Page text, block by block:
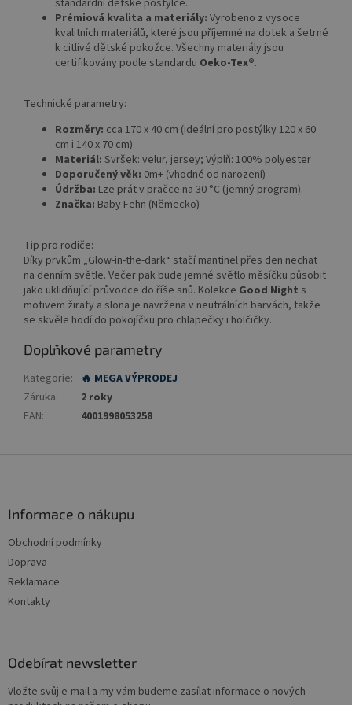
standardní dětské postýlce.
Prémiová kvalita a materiály: Vyrobeno z vysoce
kvalitních materiálů, které jsou příjemné na dotek a šetrné
k citlivé dětské pokožce. Všechny materiály jsou
certifikovány podle standardu Oeko-Tex®.
Technické parametry:
Rozměry: cca 170 x 40 cm (ideální pro postýlky 120 x 60
cm i 140 x 70 cm)
Materiál: Svršek: velur, jersey; Výplň: 100% polyester
Doporučený věk: 0m+ (vhodné od narození)
Údržba: Lze prát v pračce na 30 °C (jemný program).
Značka: Baby Fehn (Německo)
Tip pro rodiče:
Díky prvkům „Glow-in-the-dark“ stačí mantinel přes den nechat
na denním světle. Večer pak bude jemné světlo měsíčku působit
jako uklidňující průvodce do říše snů. Kolekce Good Night s
motivem žirafy a slona je navržena v neutrálních barvách, takže
se skvěle hodí do pokojíčku pro chlapečky i holčičky.
Doplňkové parametry
Kategorie:
🔥 MEGA VÝPRODEJ
Záruka:
2 roky
EAN: 4001998053258
Informace o nákupu
Obchodní podmínky
Doprava
Reklamace
Kontakty
Odebírat newsletter
Vložte svůj e-mail a my vám budeme zasílat informace o nových